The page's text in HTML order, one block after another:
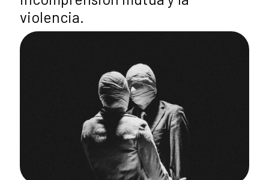
violencia.